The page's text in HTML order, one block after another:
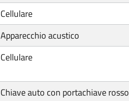
Cellulare
Apparecchio acustico
Cellulare
Chiave auto con portachiave rosso